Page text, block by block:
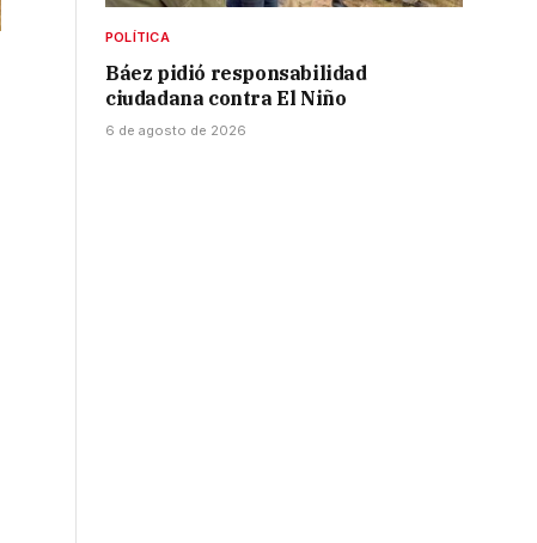
POLÍTICA
Báez pidió responsabilidad
ciudadana contra El Niño
6 de agosto de 2026